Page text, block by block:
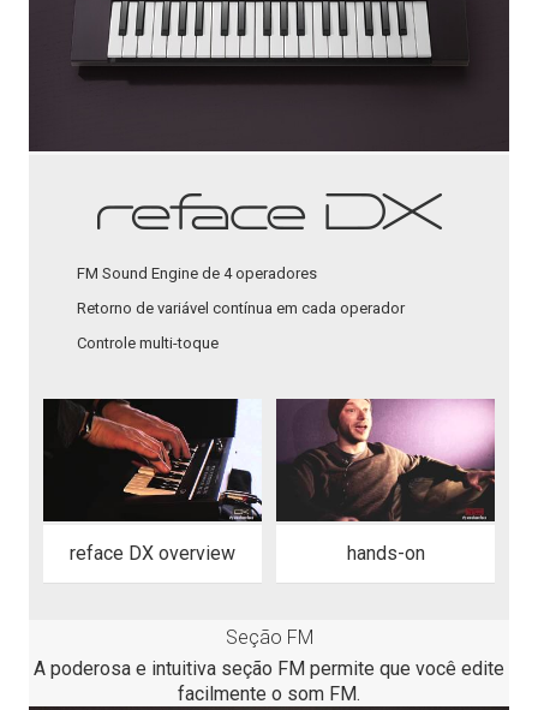
FM Sound Engine de 4 operadores
Retorno de variável contínua em cada operador
Controle multi-toque
hands-on
reface DX overview
Seção FM
A poderosa e intuitiva seção FM permite que você edite
facilmente o som FM.